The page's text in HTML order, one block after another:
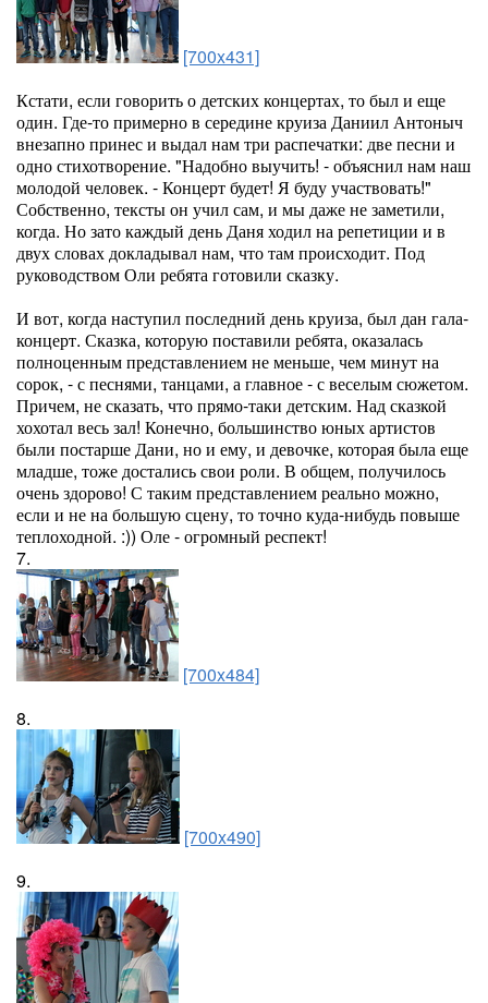
[700x431]
Кстати, если говорить о детских концертах, то был и еще
один. Где-то примерно в середине круиза Даниил Антоныч
внезапно принес и выдал нам три распечатки: две песни и
одно стихотворение. "Надобно выучить! - объяснил нам наш
молодой человек. - Концерт будет! Я буду участвовать!"
Собственно, тексты он учил сам, и мы даже не заметили,
когда. Но зато каждый день Даня ходил на репетиции и в
двух словах докладывал нам, что там происходит. Под
руководством Оли ребята готовили сказку.
И вот, когда наступил последний день круиза, был дан гала-
концерт. Сказка, которую поставили ребята, оказалась
полноценным представлением не меньше, чем минут на
сорок, - с песнями, танцами, а главное - с веселым сюжетом.
Причем, не сказать, что прямо-таки детским. Над сказкой
хохотал весь зал! Конечно, большинство юных артистов
были постарше Дани, но и ему, и девочке, которая была еще
младше, тоже достались свои роли. В общем, получилось
очень здорово! С таким представлением реально можно,
если и не на большую сцену, то точно куда-нибудь повыше
теплоходной. :)) Оле - огромный респект!
7.
[700x484]
8.
[700x490]
9.